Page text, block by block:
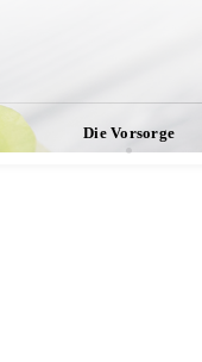
Die Vorsorge